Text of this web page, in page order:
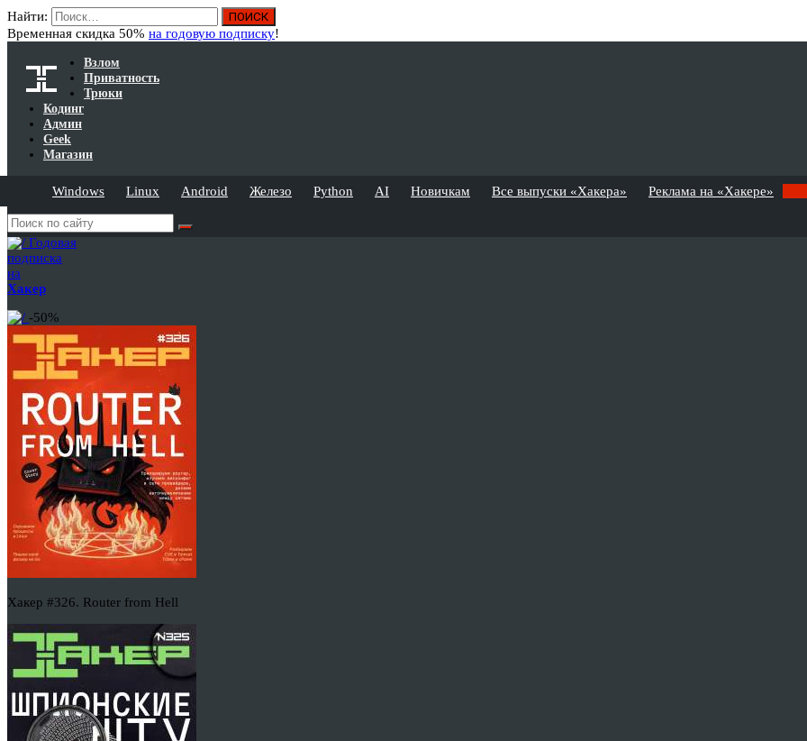
Найти:
Временная скидка 50% на годовую подписку!
Взлом
Приватность
Трюки
Кодинг
Админ
Geek
Магазин
Windows Linux Android Железо Python AI Новичкам Все выпуски «Хакера» Реклама на «Хакере»
Годовая
подписка
на
Хакер
-50%
Хакер #326. Router from Hell